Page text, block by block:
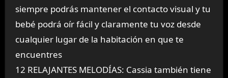
siempre podrás mantener el contacto visual y tu
bebé podrá oír fácil y claramente tu voz desde
cualquier lugar de la habitación en que te
encuentres
12 RELAJANTES MELODÍAS: Cassia también tiene